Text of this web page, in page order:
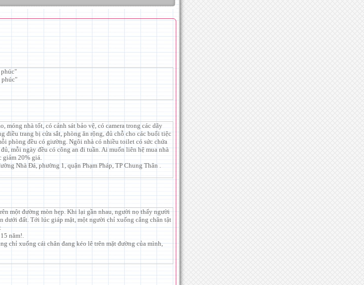
phúc"
móng nhà tốt, có cảnh sát bảo vệ, có camera trong các dãy
điều trang bị cửa sắt, phòng ăn rộng, đủ chỗ cho các buổi tiệc
phòng đều có giường. Ngôi nhà có nhiều toilet có sức chứa
mỗi ngày đều có công an đi tuần. Ai muốn liên hệ mua nhà
20% giá.
Nhà Đá, phường 1, quận Phạm Pháp, TP Chung Thân .
một đường mòn hẹp. Khi lại gần nhau, người nọ thấy người
dưới đất. Tới lúc giáp mặt, một người chỉ xuống cẳng chân tật
năm!.
chỉ xuống cái chân đang kéo lê trên mặt đường của mình,